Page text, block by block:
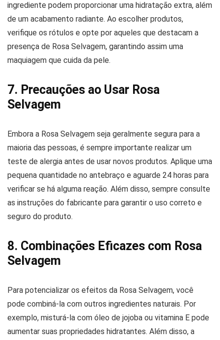
ingrediente podem proporcionar uma hidratação extra, além
de um acabamento radiante. Ao escolher produtos,
verifique os rótulos e opte por aqueles que destacam a
presença de Rosa Selvagem, garantindo assim uma
maquiagem que cuida da pele.
7. Precauções ao Usar Rosa
Selvagem
Embora a Rosa Selvagem seja geralmente segura para a
maioria das pessoas, é sempre importante realizar um
teste de alergia antes de usar novos produtos. Aplique uma
pequena quantidade no antebraço e aguarde 24 horas para
verificar se há alguma reação. Além disso, sempre consulte
as instruções do fabricante para garantir o uso correto e
seguro do produto.
8. Combinações Eficazes com Rosa
Selvagem
Para potencializar os efeitos da Rosa Selvagem, você
pode combiná-la com outros ingredientes naturais. Por
exemplo, misturá-la com óleo de jojoba ou vitamina E pode
aumentar suas propriedades hidratantes. Além disso, a